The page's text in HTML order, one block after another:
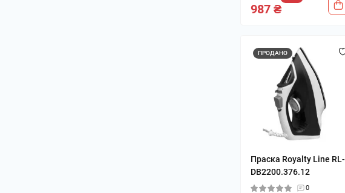
987 ₴
ПРОДАНО
Праска Royalty Line RL-
DB2200.376.12
0